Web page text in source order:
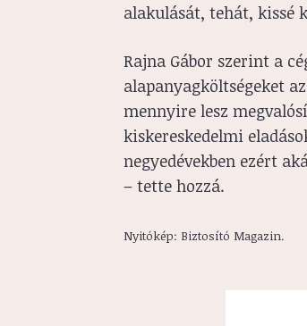
alakulását, tehát, kissé
Rajna Gábor szerint a
alapanyagköltségeket
mennyire lesz
kiskereskedelmi
negyedévekben ezért
– tette hozzá.
Nyitókép: Biztosító Magazin.